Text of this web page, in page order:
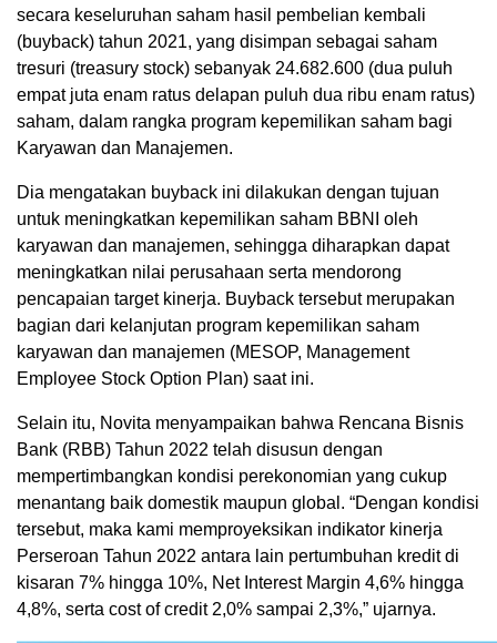
secara keseluruhan saham hasil pembelian kembali
(buyback) tahun 2021, yang disimpan sebagai saham
tresuri (treasury stock) sebanyak 24.682.600 (dua puluh
empat juta enam ratus delapan puluh dua ribu enam ratus)
saham, dalam rangka program kepemilikan saham bagi
Karyawan dan Manajemen.
Dia mengatakan buyback ini dilakukan dengan tujuan
untuk meningkatkan kepemilikan saham BBNI oleh
karyawan dan manajemen, sehingga diharapkan dapat
meningkatkan nilai perusahaan serta mendorong
pencapaian target kinerja. Buyback tersebut merupakan
bagian dari kelanjutan program kepemilikan saham
karyawan dan manajemen (MESOP, Management
Employee Stock Option Plan) saat ini.
Selain itu, Novita menyampaikan bahwa Rencana Bisnis
Bank (RBB) Tahun 2022 telah disusun dengan
mempertimbangkan kondisi perekonomian yang cukup
menantang baik domestik maupun global. “Dengan kondisi
tersebut, maka kami memproyeksikan indikator kinerja
Perseroan Tahun 2022 antara lain pertumbuhan kredit di
kisaran 7% hingga 10%, Net Interest Margin 4,6% hingga
4,8%, serta cost of credit 2,0% sampai 2,3%,” ujarnya.